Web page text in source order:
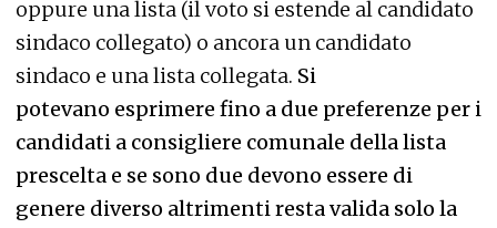
oppure una lista (il voto si estende al candidato
sindaco collegato) o ancora un candidato
sindaco e una lista collegata. Si
potevano esprimere fino a due preferenze per i
candidati a consigliere comunale della lista
prescelta e se sono due devono essere di
genere diverso altrimenti resta valida solo la